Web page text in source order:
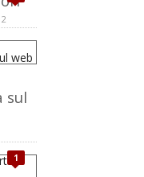
sul
1